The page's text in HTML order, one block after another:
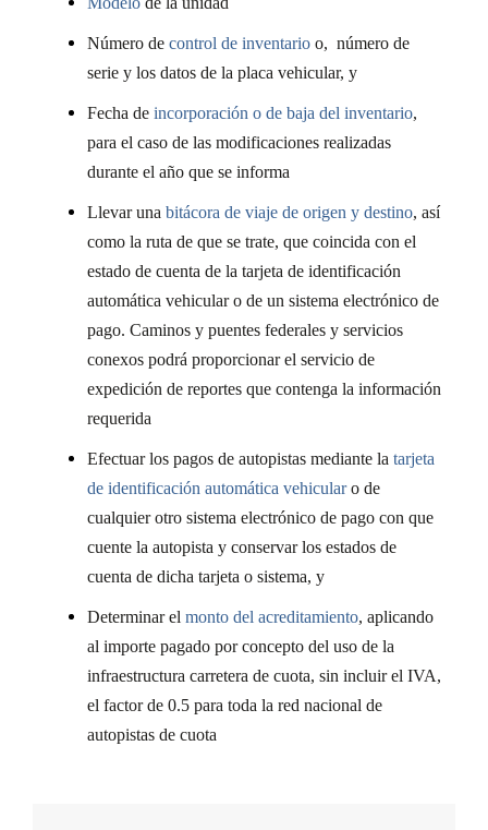
Número de control de inventario o, número de
serie y los datos de la placa vehicular, y
Fecha de incorporación o de baja del inventario,
para el caso de las modificaciones realizadas
durante el año que se informa
Llevar una bitácora de viaje de origen y destino, así
como la ruta de que se trate, que coincida con el
estado de cuenta de la tarjeta de identificación
automática vehicular o de un sistema electrónico de
pago. Caminos y puentes federales y servicios
conexos podrá proporcionar el servicio de
expedición de reportes que contenga la información
requerida
Efectuar los pagos de autopistas mediante la tarjeta
de identificación automática vehicularo de
cualquier otro sistema electrónico de pago con que
cuente la autopista y conservar los estados de
cuenta de dicha tarjeta o sistema, y
Determinar el monto del acreditamiento, aplicando
al importe pagado por concepto del uso de la
infraestructura carretera de cuota, sin incluir el IVA,
el factor de 0.5 para toda la red nacional de
autopistas de cuota